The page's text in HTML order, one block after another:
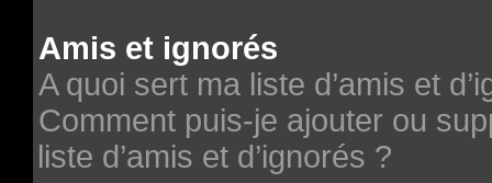
Amis et ignorés
A quoi sert ma liste d’amis et
Comment puis-je ajouter ou
liste d’amis et d’ignorés ?